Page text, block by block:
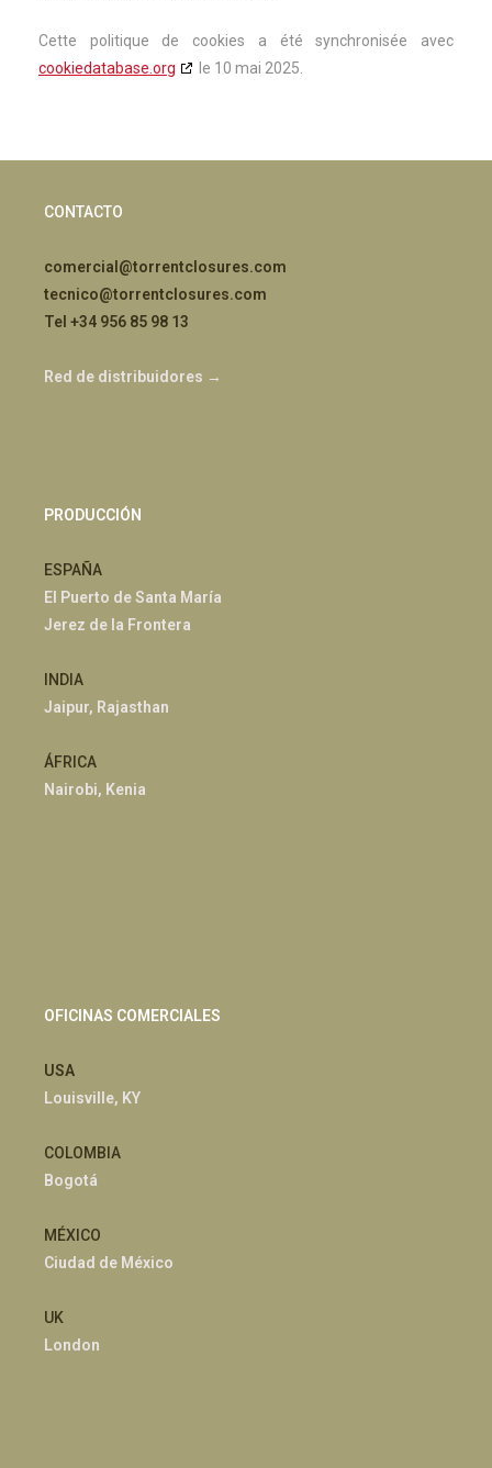
Cette politique de cookies a été synchronisée avec
cookiedatabase.org
le 10 mai 2025.
CONTACTO
comercial@torrentclosures.com
tecnico@torrentclosures.com
Tel +34 956 85 98 13
Red de distribuidores →
PRODUCCIÓN
ESPAÑA
El Puerto de Santa María
Jerez de la Frontera
INDIA
Jaipur, Rajasthan
ÁFRICA
Nairobi, Kenia
OFICINAS COMERCIALES
USA
Louisville, KY
COLOMBIA
Bogotá
MÉXICO
Ciudad de México
UK
London